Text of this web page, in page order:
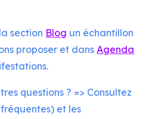
section Blog un échantillon
proposer et dansAgenda
questions ? => Consultez
et les